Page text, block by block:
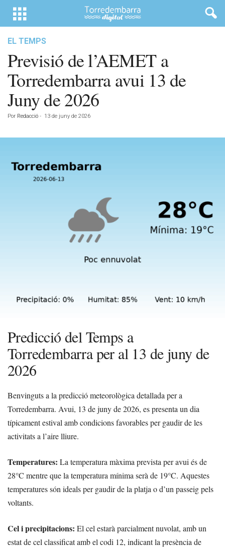
EL TEMPS
Previsió de l’AEMET a
Torredembarra avui 13 de
Juny de 2026
Por Redacció - 13 de juny de 2026
Predicció del Temps a
Torredembarra per al 13 de juny de
2026
Benvinguts a la predicció meteorològica detallada per a
Torredembarra. Avui, 13 de juny de 2026, es presenta un dia
típicament estival amb condicions favorables per gaudir de les
activitats a l’aire lliure.
Temperatures: La temperatura màxima prevista per avui és de
28°C mentre que la temperatura mínima serà de 19°C. Aquestes
temperatures són ideals per gaudir de la platja o d’un passeig pels
voltants.
Cel i precipitacions: El cel estarà parcialment nuvolat, amb un
estat de cel classificat amb el codi 12, indicant la presència de